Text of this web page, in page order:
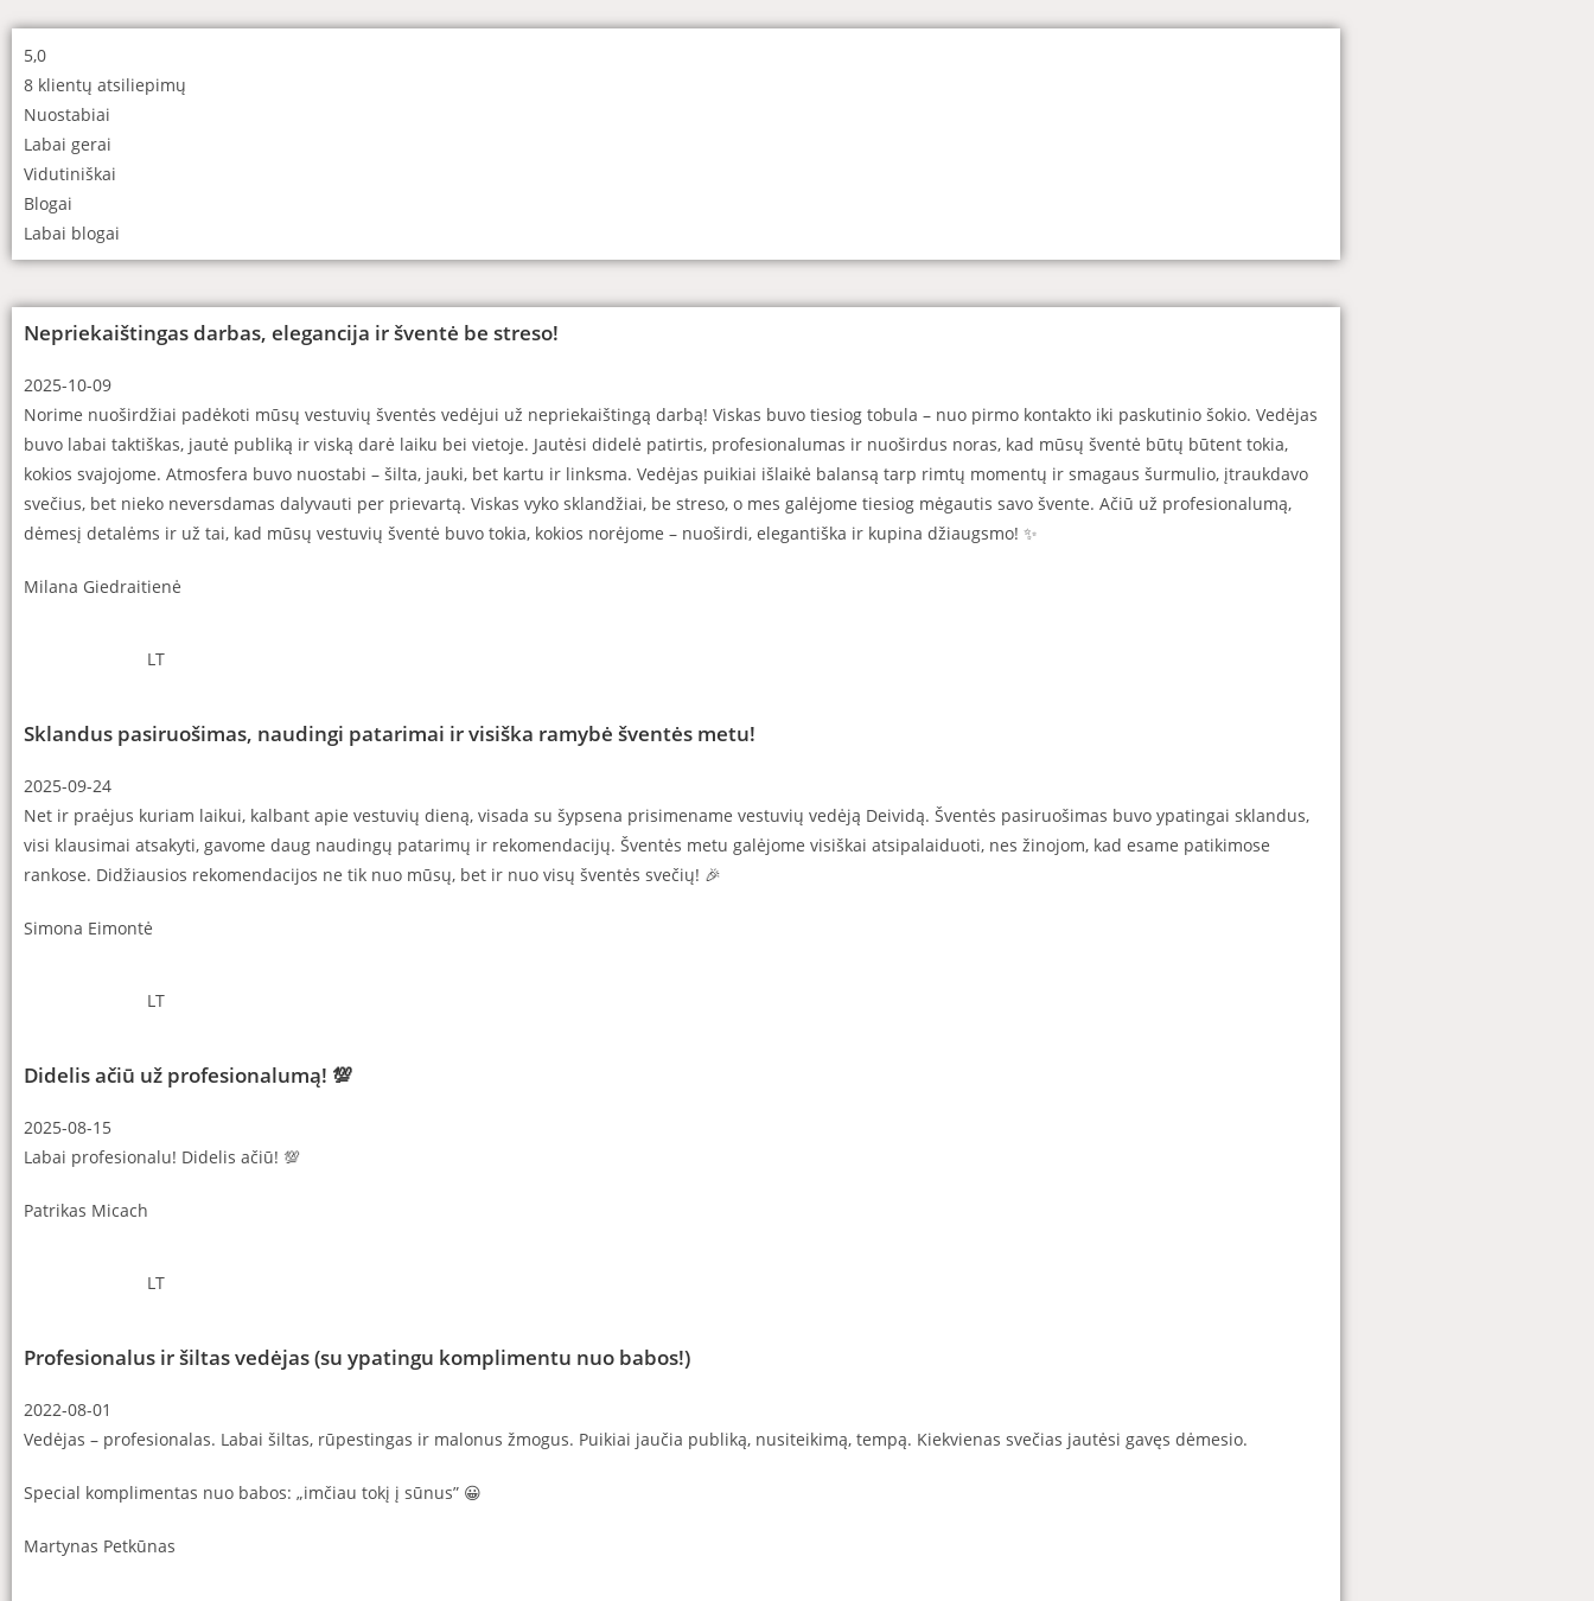
5,0
8 klientų atsiliepimų
Nuostabiai
Labai gerai
Vidutiniškai
Blogai
Labai blogai
Nepriekaištingas darbas, elegancija ir šventė be streso!
2025-10-09
Norime nuoširdžiai padėkoti mūsų vestuvių šventės vedėjui už nepriekaištingą darbą! Viskas buvo tiesiog tobula – nuo pirmo kontakto iki paskutinio šokio. Vedėjas
buvo labai taktiškas, jautė publiką ir viską darė laiku bei vietoje. Jautėsi didelė patirtis, profesionalumas ir nuoširdus noras, kad mūsų šventė būtų būtent tokia,
kokios svajojome. Atmosfera buvo nuostabi – šilta, jauki, bet kartu ir linksma. Vedėjas puikiai išlaikė balansą tarp rimtų momentų ir smagaus šurmulio, įtraukdavo
svečius, bet nieko neversdamas dalyvauti per prievartą. Viskas vyko sklandžiai, be streso, o mes galėjome tiesiog mėgautis savo švente. Ačiū už profesionalumą,
dėmesį detalėms ir už tai, kad mūsų vestuvių šventė buvo tokia, kokios norėjome – nuoširdi, elegantiška ir kupina džiaugsmo! ✨
Milana Giedraitienė
LT
Sklandus pasiruošimas, naudingi patarimai ir visiška ramybė šventės metu!
2025-09-24
Net ir praėjus kuriam laikui, kalbant apie vestuvių dieną, visada su šypsena prisimename vestuvių vedėją Deividą. Šventės pasiruošimas buvo ypatingai sklandus,
visi klausimai atsakyti, gavome daug naudingų patarimų ir rekomendacijų. Šventės metu galėjome visiškai atsipalaiduoti, nes žinojom, kad esame patikimose
rankose. Didžiausios rekomendacijos ne tik nuo mūsų, bet ir nuo visų šventės svečių! 🎉
Simona Eimontė
LT
Didelis ačiū už profesionalumą! 💯
2025-08-15
Labai profesionalu! Didelis ačiū! 💯
Patrikas Micach
LT
Profesionalus ir šiltas vedėjas (su ypatingu komplimentu nuo babos!)
2022-08-01
Vedėjas – profesionalas. Labai šiltas, rūpestingas ir malonus žmogus. Puikiai jaučia publiką, nusiteikimą, tempą. Kiekvienas svečias jautėsi gavęs dėmesio.
Special komplimentas nuo babos: „imčiau tokį į sūnus” 😀
Martynas Petkūnas